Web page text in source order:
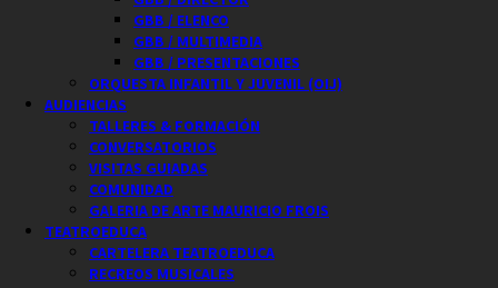
GBB / ELENCO
GBB / MULTIMEDIA
GBB / PRESENTACIONES
ORQUESTA INFANTIL Y JUVENIL (OIJ)
AUDIENCIAS
TALLERES & FORMACIÓN
CONVERSATORIOS
VISITAS GUIADAS
COMUNIDAD
GALERIA DE ARTE MAURICIO FROIS
TEATROEDUCA
CARTELERA TEATROEDUCA
RECREOS MUSICALES